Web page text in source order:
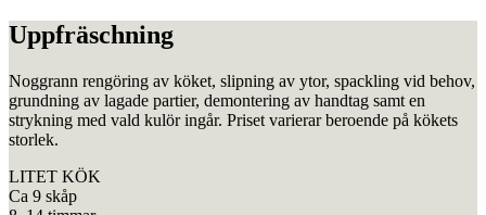
Uppfräschning
Noggrann rengöring av köket, slipning av ytor, spackling vid behov,
grundning av lagade partier, demontering av handtag samt en
strykning med vald kulör ingår. Priset varierar beroende på kökets
storlek.
LITET KÖK
Ca 9 skåp